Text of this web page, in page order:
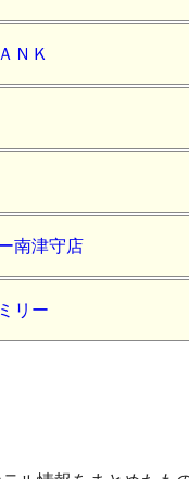
ＮＫ
南津守店
リー